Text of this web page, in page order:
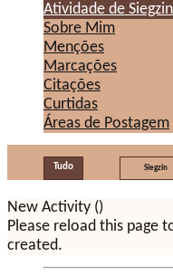
Atividade de Siegzin
Sobre Mim
Menções
Marcações
Citações
Curtidas
Áreas de Postagem
Tudo Siegzin
New Activity ()
Please reload this page
created.